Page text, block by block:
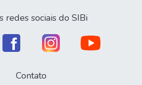
redes sociais do SIBi
Contato